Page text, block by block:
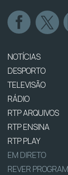
NOTÍCIAS
DESPORTO
TELEVISÃO
RÁDIO
RTP ARQUIVOS
RTP ENSINA
RTP PLAY
EM DIRETO
REVER